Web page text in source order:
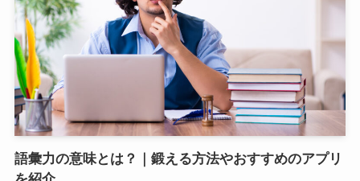
語彙力の意味とは？｜鍛える方法やおすすめのアプリ